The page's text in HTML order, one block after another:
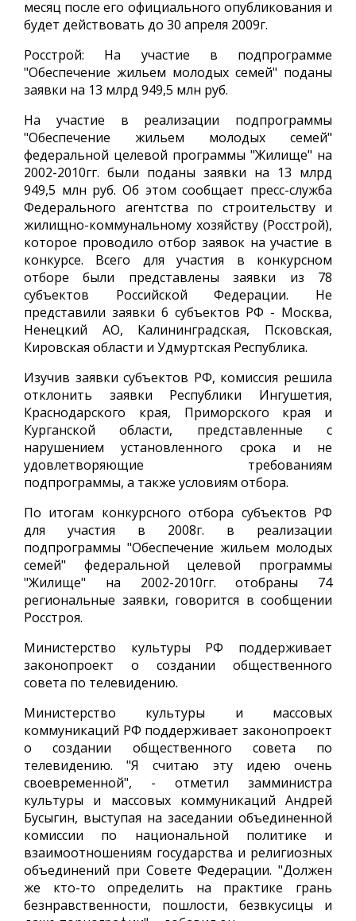
месяц после его официального опубликования и
будет действовать до 30 апреля 2009г.
Росстрой: На участие в подпрограмме
"Обеспечение жильем молодых семей" поданы
заявки на 13 млрд 949,5 млн руб.
На участие в реализации подпрограммы
"Обеспечение жильем молодых семей"
федеральной целевой программы "Жилище" на
2002-2010гг. были поданы заявки на 13 млрд
949,5 млн руб. Об этом сообщает пресс-служба
Федерального агентства по строительству и
жилищно-коммунальному хозяйству (Росстрой),
которое проводило отбор заявок на участие в
конкурсе. Всего для участия в конкурсном
отборе были представлены заявки из 78
субъектов Российской Федерации. Не
представили заявки 6 субъектов РФ - Москва,
Ненецкий АО, Калининградская, Псковская,
Кировская области и Удмуртская Республика.
Изучив заявки субъектов РФ, комиссия решила
отклонить заявки Республики Ингушетия,
Краснодарского края, Приморского края и
Курганской области, представленные с
нарушением установленного срока и не
удовлетворяющие требованиям
подпрограммы, а также условиям отбора.
По итогам конкурсного отбора субъектов РФ
для участия в 2008г. в реализации
подпрограммы "Обеспечение жильем молодых
семей" федеральной целевой программы
"Жилище" на 2002-2010гг. отобраны 74
региональные заявки, говорится в сообщении
Росстроя.
Министерство культуры РФ поддерживает
законопроект о создании общественного
совета по телевидению.
Министерство культуры и массовых
коммуникаций РФ поддерживает законопроект
о создании общественного совета по
телевидению. "Я считаю эту идею очень
своевременной", - отметил замминистра
культуры и массовых коммуникаций Андрей
Бусыгин, выступая на заседании объединенной
комиссии по национальной политике и
взаимоотношениям государства и религиозных
объединений при Совете Федерации. "Должен
же кто-то определить на практике грань
безнравственности, пошлости, безвкусицы и